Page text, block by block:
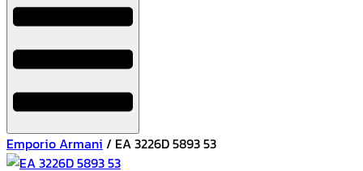
Emporio Armani / EA 3226D 5893 53